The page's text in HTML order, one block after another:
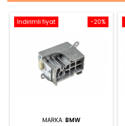
-20%
İndirimli fiyat
MARKA: BMW